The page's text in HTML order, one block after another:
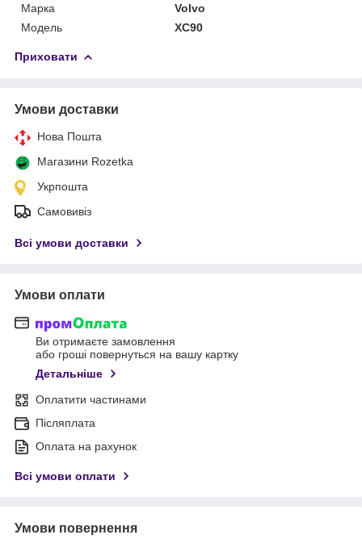
Марка
Volvo
Модель
XC90
Приховати
Умови доставки
Нова Пошта
Магазини Rozetka
Укрпошта
Самовивіз
Всі умови доставки
Умови оплати
Ви отримаєте замовлення
або гроші повернуться на вашу картку
Детальніше
Оплатити частинами
Післяплата
Оплата на рахунок
Всі умови оплати
Умови повернення